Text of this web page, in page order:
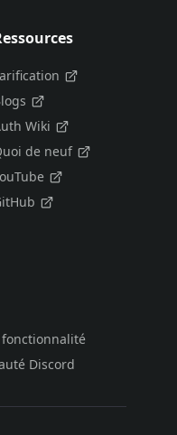
Wiki
de neuf
Discord